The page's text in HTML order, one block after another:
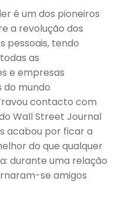
é um dos pioneiros
a revolução dos
pessoais, tendo
as
e empresas
mundo
contacto com
Wall Street Journal
acabou por ficar a
do que qualquer
durante uma relação
se amigos